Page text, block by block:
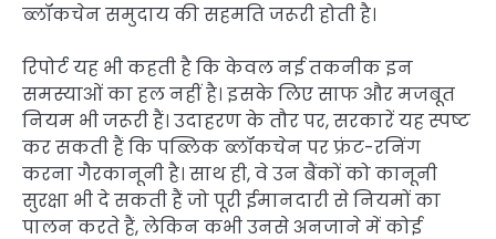
ब्लॉकचेन समुदाय की सहमति जरूरी होती है।
रिपोर्ट यह भी कहती है कि केवल नई तकनीक इन
समस्याओं का हल नहीं है। इसके लिए साफ और मजबूत
नियम भी जरूरी हैं। उदाहरण के तौर पर, सरकारें यह स्पष्ट
कर सकती हैं कि पब्लिक ब्लॉकचेन पर फ्रंट-रनिंग
करना गैरकानूनी है। साथ ही, वे उन बैंकों को कानूनी
सुरक्षा भी दे सकती हैं जो पूरी ईमानदारी से नियमों का
पालन करते हैं, लेकिन कभी उनसे अनजाने में कोई